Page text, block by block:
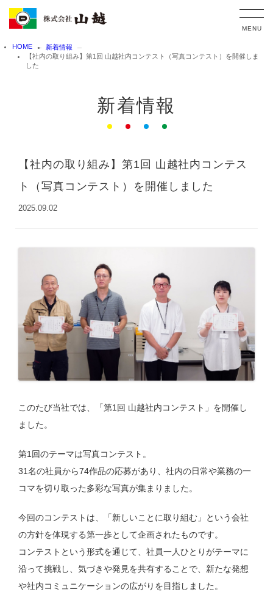
TOP
企業理念・ヴィジョン
データパブリッシング
印刷
新着情報 採用情報
お問い合わせ
株式会社 山越
076-257-9101
平日 8:30～17:30
株式会社 KAI PROJECT
（WEBサイト企画・制作）
076-257-9222
HOME
新着情報
【社内の取り組み】第1回 山越社内コンテスト（写真コンテスト）を開催しま
した
新着情報
【社内の取り組み】第1回 山越社内コンテス
ト（写真コンテスト）を開催しました
2025.09.02
このたび当社では、「第1回 山越社内コンテスト」を開催し
ました。
第1回のテーマは写真コンテスト。
31名の社員から74作品の応募があり、社内の日常や業務の一
コマを切り取った多彩な写真が集まりました。
今回のコンテストは、「新しいことに取り組む」という会社
の方針を体現する第一歩として企画されたものです。
コンテストという形式を通じて、社員一人ひとりがテーマに
沿って挑戦し、気づきや発見を共有することで、新たな発想
や社内コミュニケーションの広がりを目指しました。